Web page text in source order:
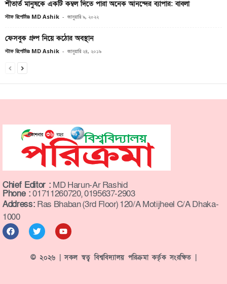
শীতার্ত মানুষকে একটি কম্বল দিতে পারা অনেক আনন্দের ব্যাপার: বাবলা
স্টাফ রিপোর্টারঃ MD Ashik - জানুয়ারি ৯, ২০২২
ফেসবুক গ্রুপ নিয়ে কঠোর অবস্থান
স্টাফ রিপোর্টারঃ MD Ashik - জানুয়ারি ২৪, ২০১৯
Chief Editor : MD Harun-Ar Rashid
Phone :01711260720, 0195637-2903
Address: Ras Bhaban (3rd Floor) 120/A Motijheel C/A Dhaka-
1000
© ২০২৬ | সকল স্বত্ব বিশ্ববিদ্যালয় পরিক্রমা কর্তৃক সংরক্ষিত |